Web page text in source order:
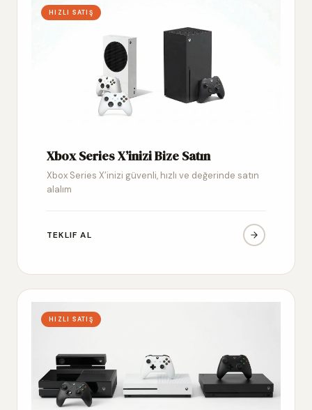
HIZLI SATIŞ
Xbox Series X’inizi Bize Satın
Xbox Series X’inizi güvenli, hızlı ve değerinde satın
alalım
TEKLIF AL
HIZLI SATIŞ